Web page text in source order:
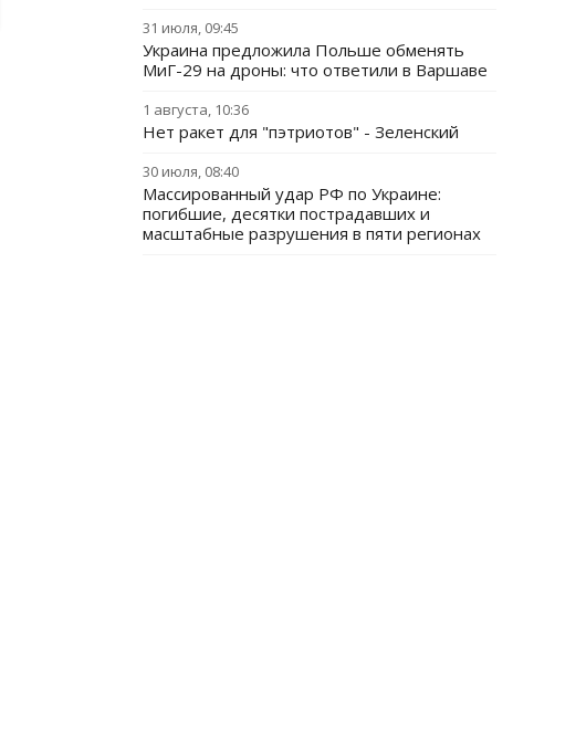
31 июля, 09:45
Украина предложила Польше обменять
МиГ-29 на дроны: что ответили в Варшаве
1 августа, 10:36
Нет ракет для "пэтриотов" - Зеленский
30 июля, 08:40
Массированный удар РФ по Украине:
погибшие, десятки пострадавших и
масштабные разрушения в пяти регионах